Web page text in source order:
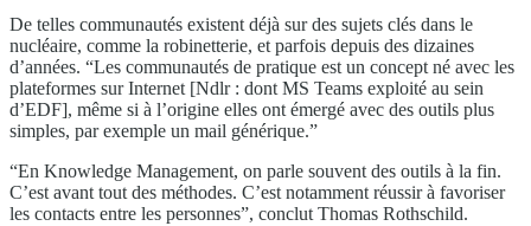
De telles communautés existent déjà sur des sujets clés dans le
nucléaire, comme la robinetterie, et parfois depuis des dizaines
d’années. “Les communautés de pratique est un concept né avec les
plateformes sur Internet [Ndlr : dont MS Teams exploité au sein
d’EDF], même si à l’origine elles ont émergé avec des outils plus
simples, par exemple un mail générique.”
“En Knowledge Management, on parle souvent des outils à la fin.
C’est avant tout des méthodes. C’est notamment réussir à favoriser
les contacts entre les personnes”, conclut Thomas Rothschild.